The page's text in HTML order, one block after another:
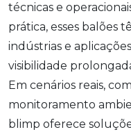
técnicas e
prática, esses balões
indústrias e
visibilidade
Em cenários reais,
monitoramento
blimp oferece